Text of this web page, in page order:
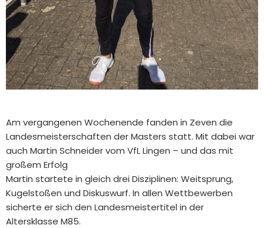
Am vergangenen Wochenende fanden in Zeven die
Landesmeisterschaften der Masters statt. Mit dabei war
auch Martin Schneider vom VfL Lingen – und das mit
großem Erfolg
Martin startete in gleich drei Disziplinen: Weitsprung,
Kugelstoßen und Diskuswurf. In allen Wettbewerben
sicherte er sich den Landesmeistertitel in der
Altersklasse M85.